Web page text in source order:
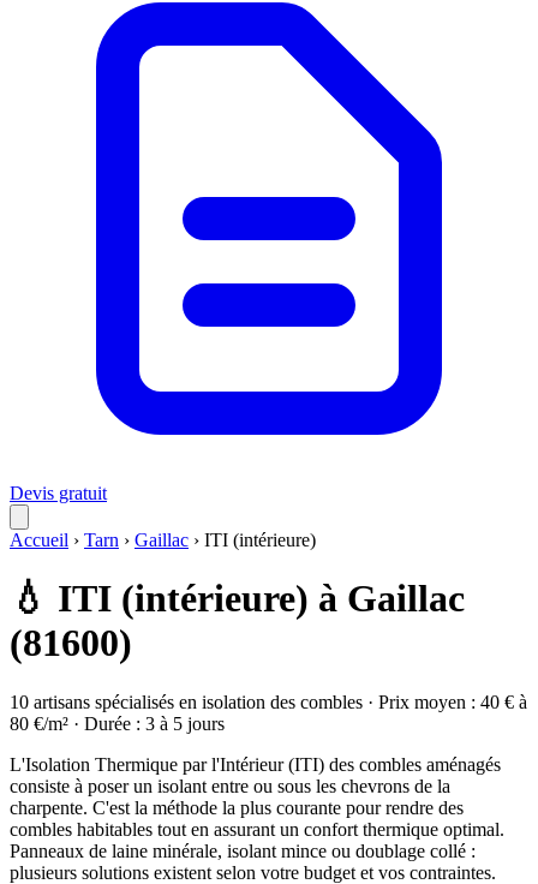
Devis gratuit
Accueil › Tarn › Gaillac › ITI (intérieure)
💧 ITI (intérieure) à Gaillac
(81600)
10 artisans spécialisés en isolation des combles · Prix moyen : 40 € à
80 €/m² · Durée : 3 à 5 jours
L'Isolation Thermique par l'Intérieur (ITI) des combles aménagés
consiste à poser un isolant entre ou sous les chevrons de la
charpente. C'est la méthode la plus courante pour rendre des
combles habitables tout en assurant un confort thermique optimal.
Panneaux de laine minérale, isolant mince ou doublage collé :
plusieurs solutions existent selon votre budget et vos contraintes.